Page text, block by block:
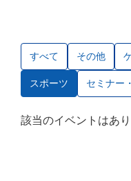
すべて その他
スポーツ セミナー
該当のイベントはあり